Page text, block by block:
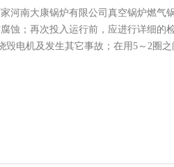
河南大康锅炉有限公司真空锅炉燃气
蚀；再次投入运行前，应进行详细的
毁电机及发生其它事故；在用5～2圈